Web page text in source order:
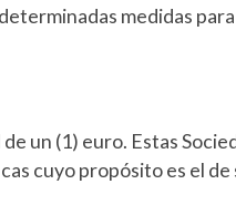
medidas
un (1) euro. Estas
cuyo propósito es el